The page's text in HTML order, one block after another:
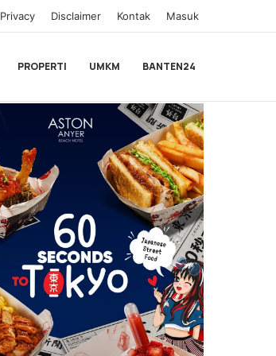
Privacy Disclaimer Kontak Masuk
PROPERTI UMKM BANTEN24